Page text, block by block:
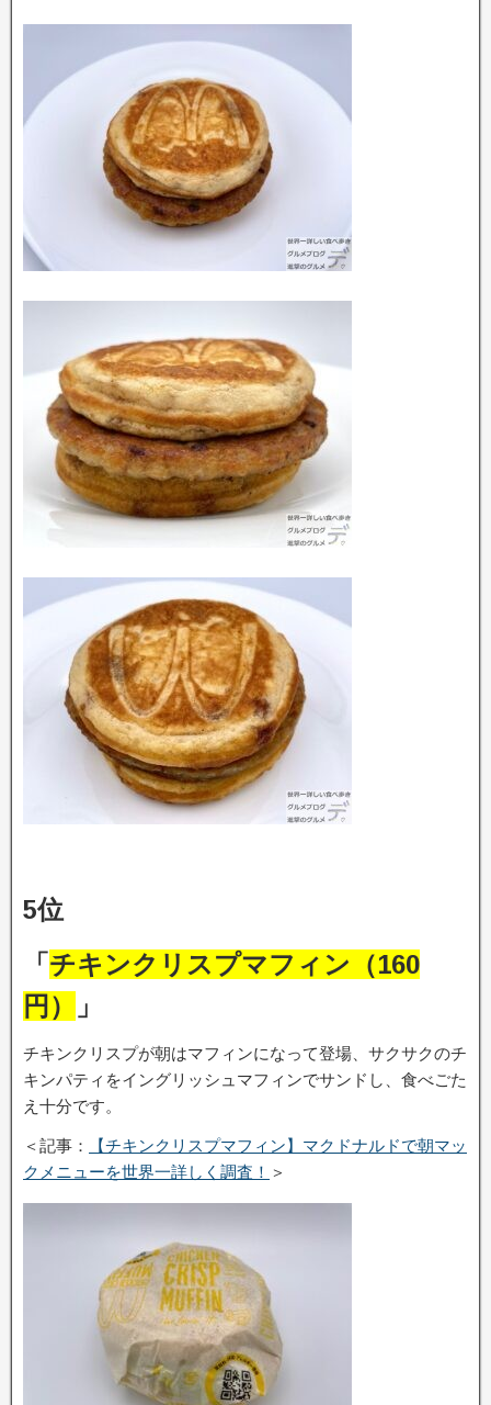
5位
「 チキンクリスプマフィン（160
円）
」
チキンクリスプが朝はマフィンになって登場、サクサクのチ
キンパティをイングリッシュマフィンでサンドし、食べごた
え十分です。
＜記事：
【チキンクリスプマフィン】マクドナルドで朝マッ
クメニューを世界一詳しく調査！ ＞